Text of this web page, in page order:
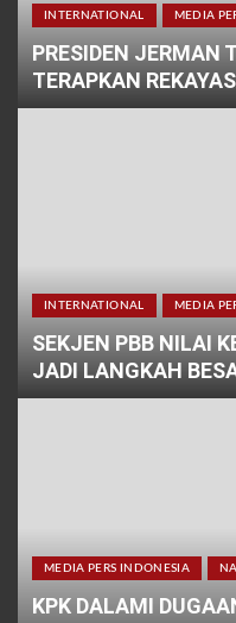
INTERNATIONAL MEDIA
PRESIDEN JERMAN
TERAPKAN
INTERNATIONAL MEDIA
SEKJEN PBB NILAI
JADI LANGKAH
MEDIA PERS INDONESIA
KPK DALAMI